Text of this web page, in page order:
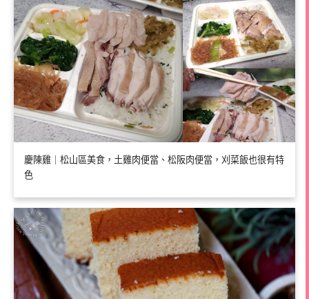
慶陳雞｜松山區美食，土雞肉便當、松阪肉便當，刈菜飯也很有特
色